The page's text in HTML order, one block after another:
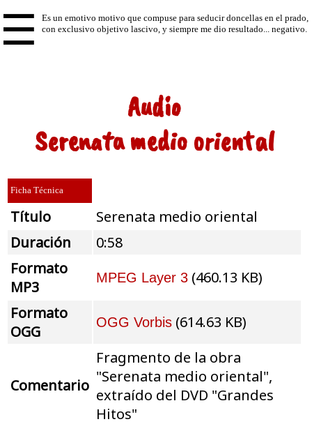
☰
Audio
Serenata medio oriental
Ficha Técnica
Título
Serenata medio oriental
Duración
0:58
Formato
MP3
MPEG Layer 3 (460.13 KB)
Formato
OGG
OGG Vorbis (614.63 KB)
Comentario
Fragmento de la obra
"Serenata medio oriental",
extraído del DVD "Grandes
Hitos"